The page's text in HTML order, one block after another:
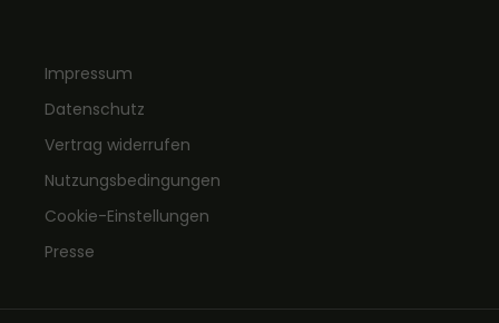
Impressum
Datenschutz
Vertrag widerrufen
Nutzungsbedingungen
Cookie-Einstellungen
Presse